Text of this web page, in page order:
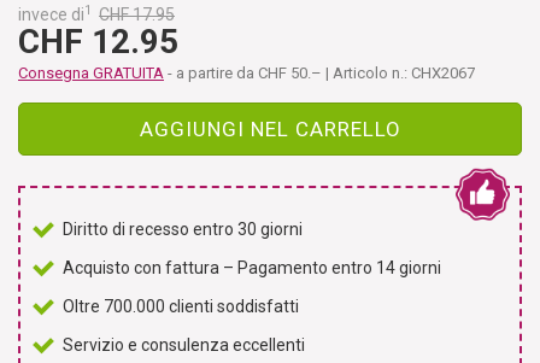
invece di1 CHF 17.95
CHF 12.95
Consegna GRATUITA - a partire da CHF 50.– | Articolo n.: CHX2067
AGGIUNGI NEL CARRELLO
Diritto di recesso entro 30 giorni
Acquisto con fattura – Pagamento entro 14 giorni
Oltre 700.000 clienti soddisfatti
Servizio e consulenza eccellenti